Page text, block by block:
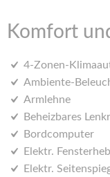
Komfort
4-Zonen-
Ambiente-
Armlehne
Beheizbares
Bordcomputer
Elektr.
Elektr.